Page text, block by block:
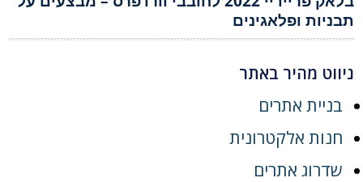
תבניות ופלאגינים
ניווט מהיר באתר
בניית אתרים
חנות אלקטרונית
שדרוג אתרים